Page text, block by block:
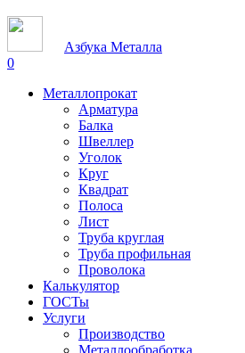
Азбука Металла
0
Металлопрокат
Арматура
Балка
Швеллер
Уголок
Круг
Квадрат
Полоса
Лист
Труба круглая
Труба профильная
Проволока
Калькулятор
ГОСТы
Услуги
Производство
Металлообработка